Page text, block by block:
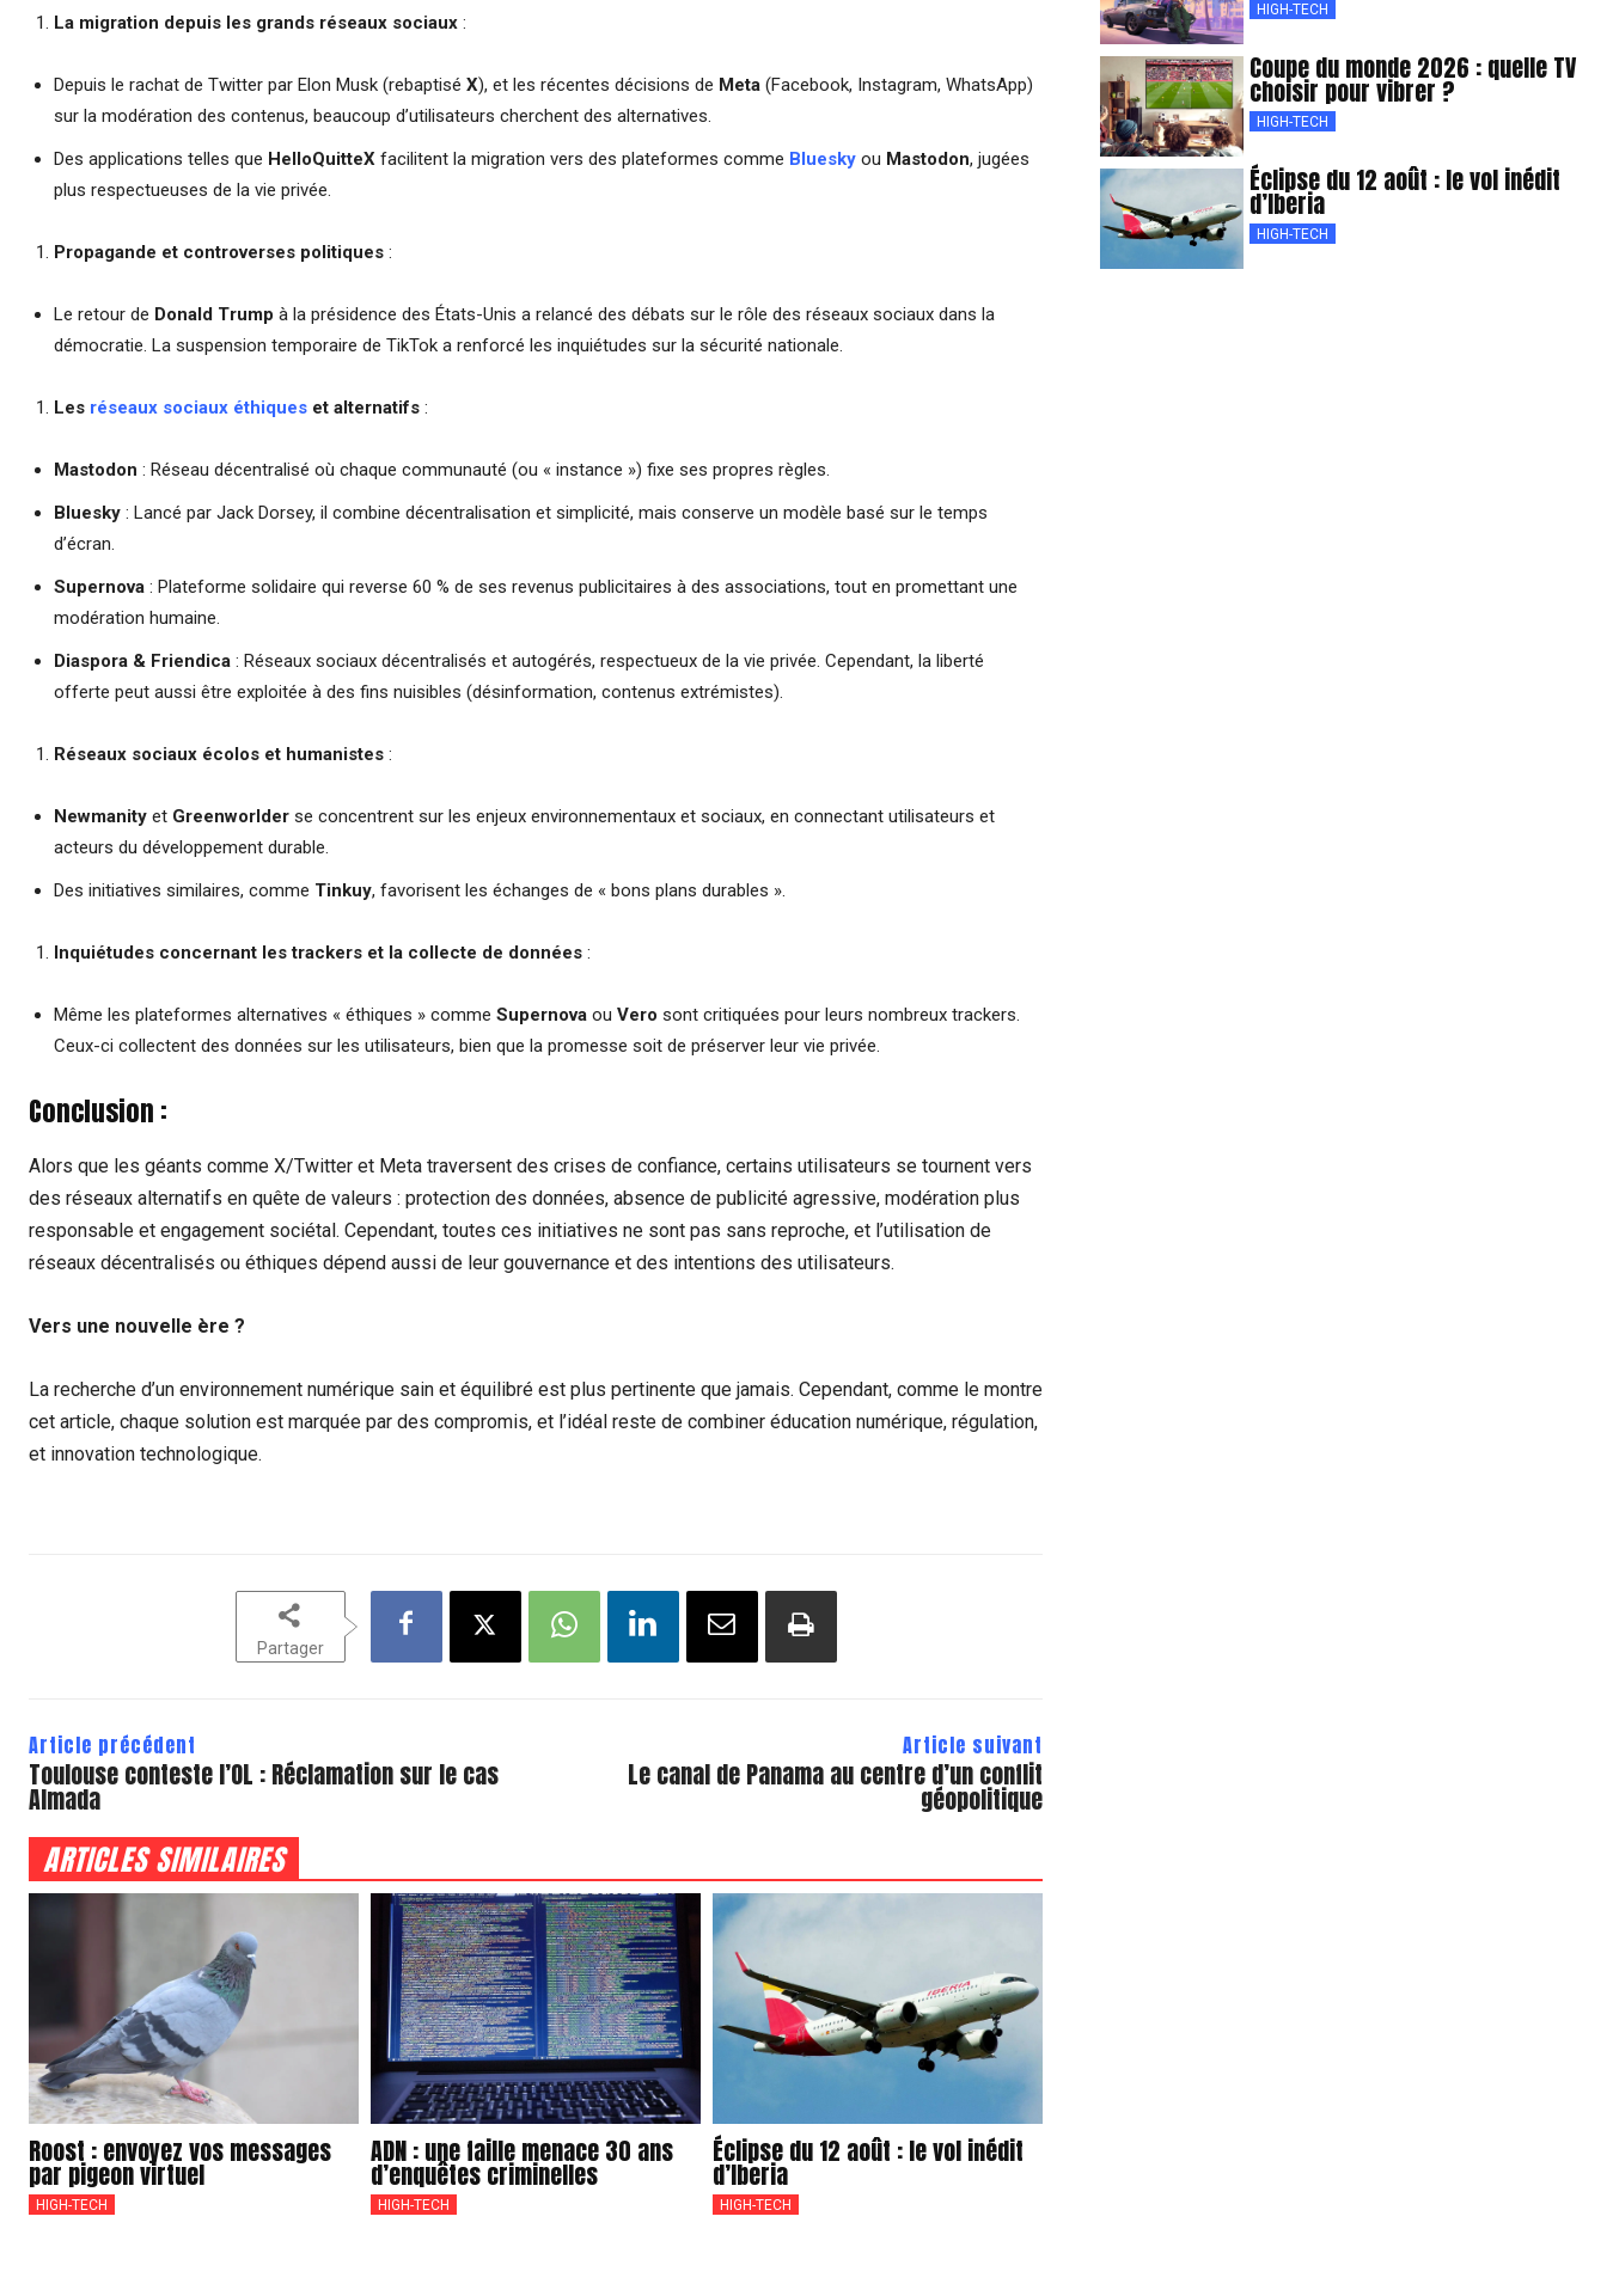
La migration depuis les grands réseaux sociaux :
Depuis le rachat de Twitter par Elon Musk (rebaptisé X), et les récentes décisions de Meta (Facebook, Instagram, WhatsApp)
sur la modération des contenus, beaucoup d’utilisateurs cherchent des alternatives.
Des applications telles que HelloQuitteX facilitent la migration vers des plateformes comme Bluesky ou Mastodon, jugées
plus respectueuses de la vie privée.
Propagande et controverses politiques :
Le retour de Donald Trump à la présidence des États-Unis a relancé des débats sur le rôle des réseaux sociaux dans la
démocratie. La suspension temporaire de TikTok a renforcé les inquiétudes sur la sécurité nationale.
Les réseaux sociaux éthiques et alternatifs :
Mastodon : Réseau décentralisé où chaque communauté (ou « instance ») fixe ses propres règles.
Bluesky : Lancé par Jack Dorsey, il combine décentralisation et simplicité, mais conserve un modèle basé sur le temps
d’écran.
Supernova : Plateforme solidaire qui reverse 60 % de ses revenus publicitaires à des associations, tout en promettant une
modération humaine.
Diaspora & Friendica : Réseaux sociaux décentralisés et autogérés, respectueux de la vie privée. Cependant, la liberté
offerte peut aussi être exploitée à des fins nuisibles (désinformation, contenus extrémistes).
Réseaux sociaux écolos et humanistes :
Newmanity et Greenworlder se concentrent sur les enjeux environnementaux et sociaux, en connectant utilisateurs et
acteurs du développement durable.
Des initiatives similaires, comme Tinkuy, favorisent les échanges de « bons plans durables ».
Inquiétudes concernant les trackers et la collecte de données :
Même les plateformes alternatives « éthiques » comme Supernova ou Vero sont critiquées pour leurs nombreux trackers.
Ceux-ci collectent des données sur les utilisateurs, bien que la promesse soit de préserver leur vie privée.
Conclusion :
Alors que les géants comme X/Twitter et Meta traversent des crises de confiance, certains utilisateurs se tournent vers
des réseaux alternatifs en quête de valeurs : protection des données, absence de publicité agressive, modération plus
responsable et engagement sociétal. Cependant, toutes ces initiatives ne sont pas sans reproche, et l’utilisation de
réseaux décentralisés ou éthiques dépend aussi de leur gouvernance et des intentions des utilisateurs.
Vers une nouvelle ère ?
La recherche d’un environnement numérique sain et équilibré est plus pertinente que jamais. Cependant, comme le montre
cet article, chaque solution est marquée par des compromis, et l’idéal reste de combiner éducation numérique, régulation,
et innovation technologique.
Partager
Article précédent
Toulouse conteste l’OL : Réclamation sur le cas
Almada
Article suivant
Le canal de Panama au centre d’un conflit
géopolitique
ARTICLES SIMILAIRES
Roost : envoyez vos messages
par pigeon virtuel
HIGH-TECH
ADN : une faille menace 30 ans
d’enquêtes criminelles
HIGH-TECH
Éclipse du 12 août : le vol inédit
d’Iberia
HIGH-TECH
HIGH-TECH
Coupe du monde 2026 : quelle TV
choisir pour vibrer ?
HIGH-TECH
Éclipse du 12 août : le vol inédit
d’Iberia
HIGH-TECH